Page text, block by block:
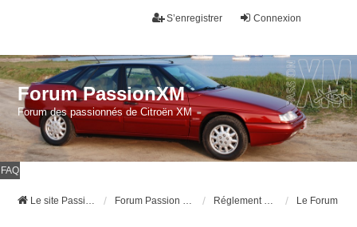
Connexion
S’enregistrer
Forum PassionXM
Forum des passionnés de Citroën XM
FAQ
Le site Passion XM Forum Passion XM Réglement du forum et du Club. Le Forum